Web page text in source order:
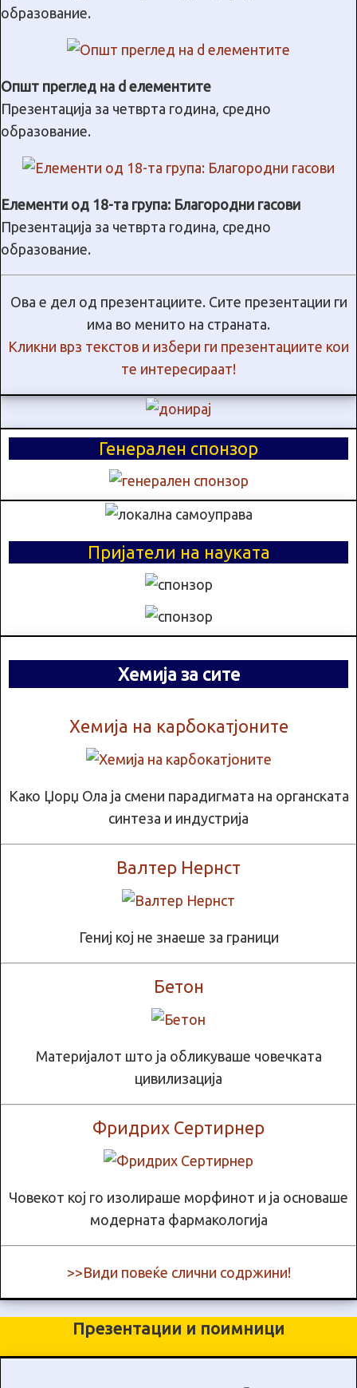
образование.
Општ преглед на d елементите
Презентација за четврта година, средно
образование.
Елементи од 18-та група: Благородни гасови
Презентација за четврта година, средно
образование.
Ова е дел од презентациите. Сите презентации ги
има во менито на страната.
Кликни врз текстов и избери ги презентациите кои
те интересираат!
Генерален спонзор
Пријатели на науката
Хемија за сите
Хемија на карбокатјоните
Како Џорџ Ола ја смени парадигмата на органската
синтеза и индустрија
Валтер Нернст
Гениј кој не знаеше за граници
Бетон
Материјалот што ја обликуваше човечката
цивилизација
Фридрих Сертирнер
Човекот кој го изолираше морфинот и ја основаше
модерната фармакологија
>>Види повеќе слични содржини!
Презентации и поимници